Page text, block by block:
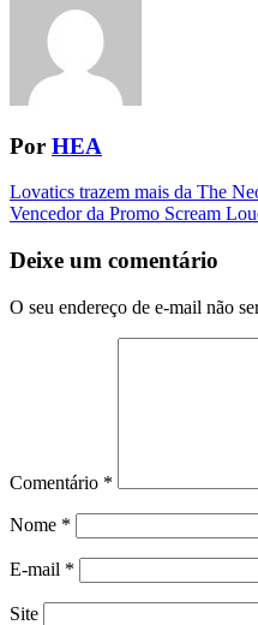
Por HEA
Navegação
da
Postagem
Lovatics trazem mais da The
Vencedor da Promo Scream
Deixe um comentário
O seu endereço de e-mail não
Comentário *
Nome *
E-mail *
Site